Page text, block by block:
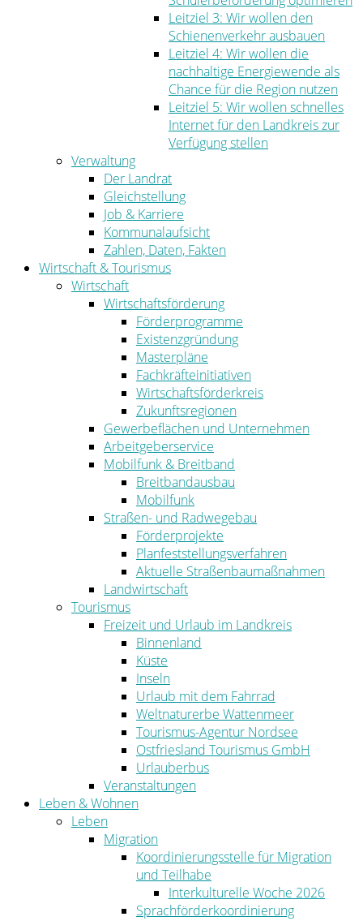
Leitziel 3: Wir wollen den
Schienenverkehr ausbauen
Leitziel 4: Wir wollen die
nachhaltige Energiewende als
Chance für die Region nutzen
Leitziel 5: Wir wollen schnelles
Internet für den Landkreis zur
Verfügung stellen
Verwaltung
Der Landrat
Gleichstellung
Job & Karriere
Kommunalaufsicht
Zahlen, Daten, Fakten
Wirtschaft & Tourismus
Wirtschaft
Wirtschaftsförderung
Förderprogramme
Existenzgründung
Masterpläne
Fachkräfteinitiativen
Wirtschaftsförderkreis
Zukunftsregionen
Gewerbeflächen und Unternehmen
Arbeitgeberservice
Mobilfunk & Breitband
Breitbandausbau
Mobilfunk
Straßen- und Radwegebau
Förderprojekte
Planfeststellungsverfahren
Aktuelle Straßenbaumaßnahmen
Landwirtschaft
Tourismus
Freizeit und Urlaub im Landkreis
Binnenland
Küste
Inseln
Urlaub mit dem Fahrrad
Weltnaturerbe Wattenmeer
Tourismus-Agentur Nordsee
Ostfriesland Tourismus GmbH
Urlauberbus
Veranstaltungen
Leben & Wohnen
Leben
Migration
Koordinierungsstelle für Migration
und Teilhabe
Interkulturelle Woche 2026
Sprachförderkoordinierung